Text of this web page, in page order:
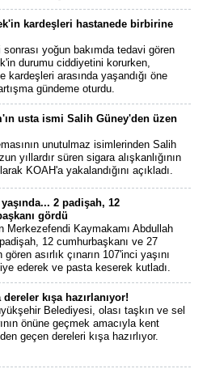
kardeşleri hastanede birbirine
sonrası yoğun bakımda tedavi gören
durumu ciddiyetini korurken,
kardeşleri arasında yaşandığı öne
gündeme oturdu.
usta ismi Salih Güney'den üzen
unutulmaz isimlerinden Salih
yıllardır süren sigara alışkanlığının
KOAH'a yakalandığını açıkladı.
2 padişah, 12
gördü
Merkezefendi Kaymakamı Abdullah
12 cumhurbaşkanı ve 27
gören asırlık çınarın 107'inci yaşını
ederek ve pasta keserek kutladı.
dereler kışa hazırlanıyor!
Belediyesi, olası taşkın ve sel
önüne geçmek amacıyla kent
geçen dereleri kışa hazırlıyor.